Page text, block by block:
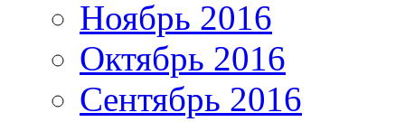
Ноябрь 2016
Октябрь 2016
Сентябрь 2016